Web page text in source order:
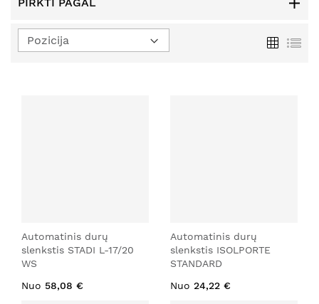
Tinklelis
Automatinis durų
slenkstis STADI L-17/20
WS
Nuo 58,08 €
Automatinis durų
slenkstis ISOLPORTE
STANDARD
Nuo 24,22 €